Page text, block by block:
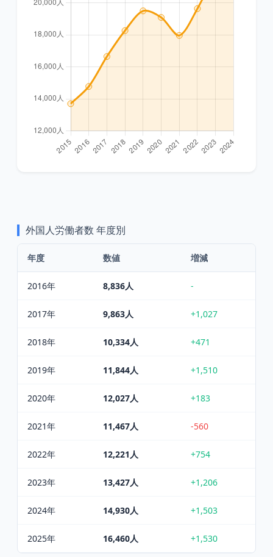
外国人労働者数 年度別
年度 数値 増減
2016年 8,836人 -
2017年 9,863人 +1,027
2018年 10,334人 +471
2019年 11,844人 +1,510
2020年 12,027人 +183
2021年 11,467人 -560
2022年 12,221 人 +754
2023年 13,427人 +1,206
2024年 14,930人 +1,503
2025年 16,460人 +1,530